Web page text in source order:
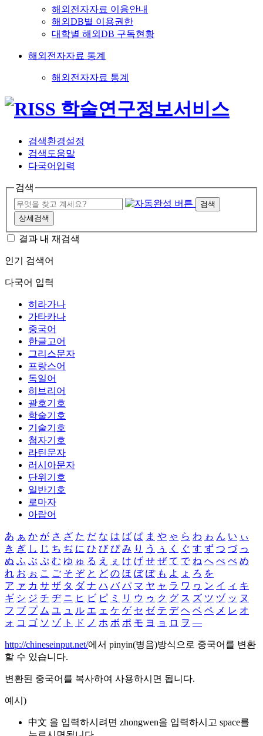
해외전자자료 이용안내
해외DB별 이용권한
대학별 해외DB 구독현황
해외전자자료 통계
해외전자자료 통계
검색환경설정
검색도움말
다국어입력
검색
검색
상세검색
결과 내 재검색
인기 검색어
다국어 입력
히라가나
가타카나
중국어
한글고어
그리스문자
프랑스어
독일어
히브리어
괄호기호
학술기호
기술기호
첨자기호
라틴문자
러시아문자
단위기호
일반기호
로마자
아랍어
あ ぁ か が さ ざ た だ な は ば ぱ ま や ゃ ら わ ゎ ん い ぃ
き ぎ し じ ち ぢ に ひ び ぴ み り う ぅ く ぐ す ず つ づ っ
ぬ ふ ぶ ぷ む ゆ ゅ る え ぇ け げ せ ぜ て で ね へ べ ぺ め
れ お ぉ こ ご そ ぞ と ど の ほ ぼ ぽ も よ ょ ろ を
ア ァ カ サ ザ タ ダ ナ ハ バ パ マ ヤ ャ ラ ワ ヮ ン イ ィ キ
ギ シ ジ チ ヂ ニ ヒ ビ ピ ミ リ ウ ゥ ク グ ス ズ ツ ヅ ッ ヌ
フ ブ プ ム ユ ュ ル エ ェ ケ ゲ セ ゼ テ デ ヘ ベ ペ メ レ オ
ォ コ ゴ ソ ゾ ト ド ノ ホ ボ ポ モ ヨ ョ ロ ヲ ―
http://chineseinput.net/에서 pinyin(병음)방식으로 중국어를 변환
할 수 있습니다.
변환된 중국어를 복사하여 사용하시면 됩니다.
예시)
中文 을 입력하시려면 zhongwen을 입력하시고 space를